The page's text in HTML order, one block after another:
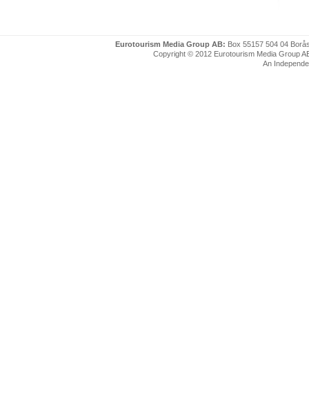
Eurotourism Media Group AB: Box 55157 504 04
Copyright © 2012 Eurotourism Media Group
An